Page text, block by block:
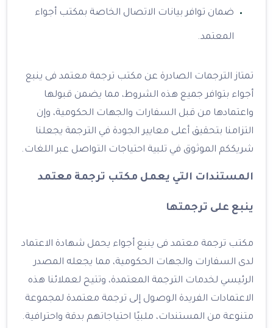
ضمان توافر بيانات الاتصال الخاصة بمكتب أجواء
المعتمد.
تمتاز الترجمات الصادرة عن مكتب ترجمة معتمد فى ينبع
أجواء بتوافر جميع هذه الشروط، مما يضمن قبولها
واعتمادها من قبل السفارات والجهات الحكومية، وإن
التزامنا بتحقيق أعلى معايير الجودة في الترجمة يجعلنا
شريككم الموثوق في تلبية احتياجات التواصل عبر اللغات.
المستندات التي يعمل مكتب ترجمة معتمد
ينبع على ترجمتها
مكتب ترجمة معتمد فى ينبع أجواء يحمل شهادة الاعتماد
لدى السفارات والجهات الحكومية، مما يجعله المصدر
الرئيسي لخدمات الترجمة المعتمدة، وتتيح لعملائنا هذه
الاعتمادات الفريدة الوصول إلى ترجمة معتمدة لمجموعة
متنوعة من المستندات، ملبيًا احتياجاتهم بدقة واحترافية.